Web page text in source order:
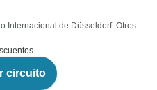
Internacional de Düsseldorf. Otros
circuito